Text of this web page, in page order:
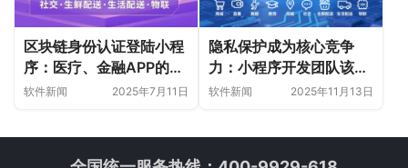
区块链身份认证登陆小程
序：医疗、金融APP的安
全升级方案
软件新闻 2025年7月11日
隐私保护成为核心竞争
力：小程序开发团队该如
何布局
软件新闻 2025年11月13日